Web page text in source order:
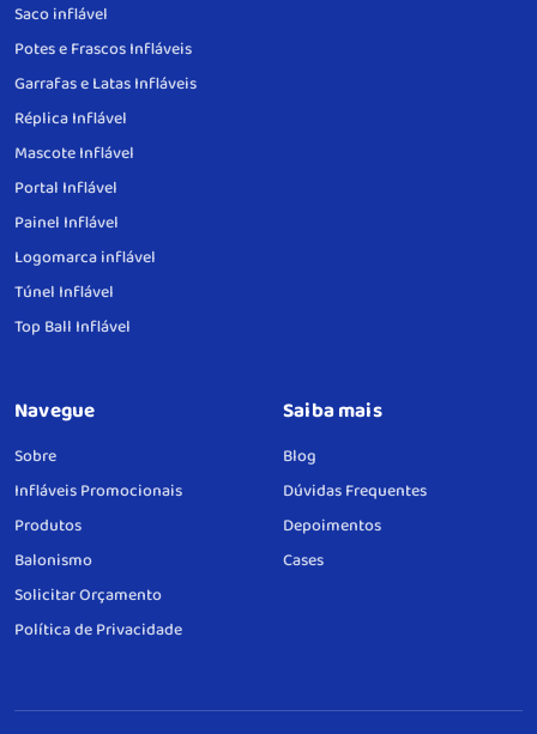
Saco inflável
Potes e Frascos Infláveis
Garrafas e Latas Infláveis
Réplica Inflável
Mascote Inflável
Portal Inflável
Painel Inflável
Logomarca inflável
Túnel Inflável
Top Ball Inflável
Navegue
Sobre
Infláveis Promocionais
Produtos
Balonismo
Solicitar Orçamento
Política de Privacidade
Saiba mais
Blog
Dúvidas Frequentes
Depoimentos
Cases